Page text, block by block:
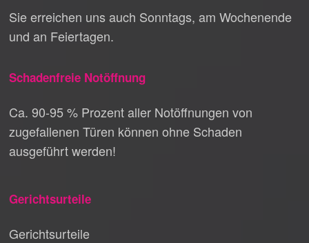
Sie erreichen uns auch Sonntags, am Wochenende
und an Feiertagen.
Schadenfreie Notöffnung
Ca. 90-95 % Prozent aller Notöffnungen von
zugefallenen Türen können ohne Schaden
ausgeführt werden!
Gerichtsurteile
Gerichtsurteile